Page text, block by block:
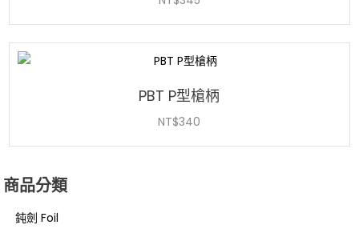
PBT P型槍柄
NT$340
商品分類
鈍劍 Foil